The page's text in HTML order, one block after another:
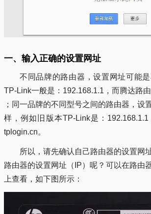
一、输入正确的设置网址
不同品牌的路由器，设置网址可能是
TP-Link一般是：192.168.1.1，而腾达路
；同一品牌的不同型号之间的路由器，设
样，例如旧版本TP-Link是：192.168.1.1
tplogin.cn。
所以，请先确认自己路由器的设置网
路由器的设置网址（IP）呢？可以在路由
上查看，如下图所示：